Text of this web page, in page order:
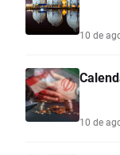
10 de
10 de